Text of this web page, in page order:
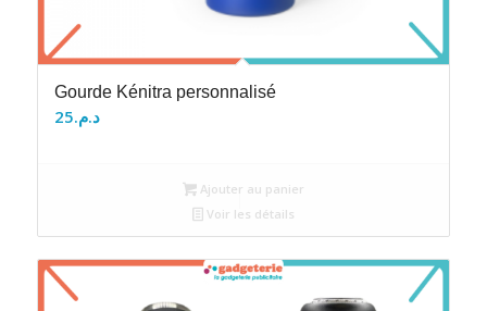
Gourde Kénitra personnalisé
د.م.25
Ajouter au panier
Voir les détails